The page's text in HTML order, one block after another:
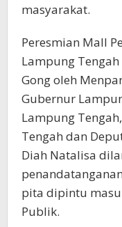
masyarakat.
Peresmian Mall
Lampung
Gong oleh
Gubernur
Lampung
Tengah dan
Diah Natalisa
pita dipintu
Publik.